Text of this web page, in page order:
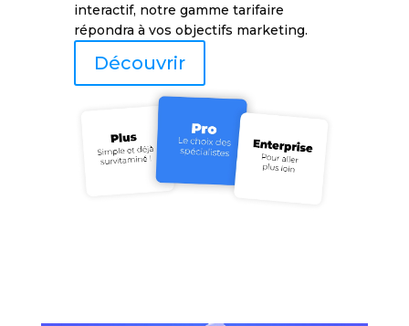
interactif, notre gamme tarifaire
répondra à vos objectifs marketing.
Découvrir